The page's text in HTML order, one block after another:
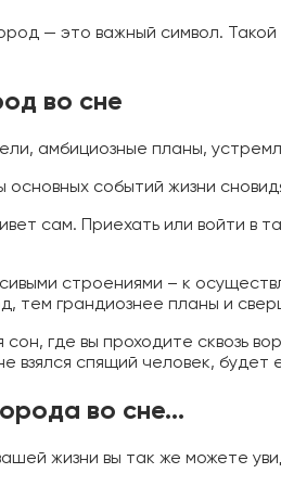
— это важный символ.
во сне
амбициозные планы,
событий жизни
сам. Приехать или войти в
строениями – к
тем грандиознее планы и
где вы проходите сквозь
взялся спящий человек, будет
во сне…
жизни вы так же можете